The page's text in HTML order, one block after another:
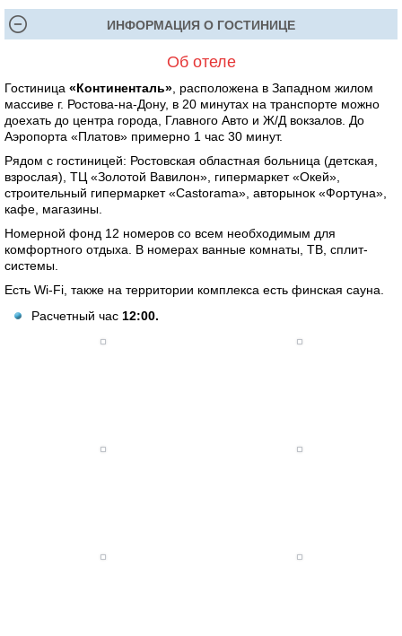
ИНФОРМАЦИЯ О ГОСТИНИЦЕ
Об отеле
Гостиница «Континенталь», расположена в Западном жилом
массиве г. Ростова-на-Дону, в 20 минутах на транспорте можно
доехать до центра города, Главного Авто и Ж/Д вокзалов. До
Аэропорта «Платов» примерно 1 час 30 минут.
Рядом с гостиницей: Ростовская областная больница (детская,
взрослая), ТЦ «Золотой Вавилон», гипермаркет «Окей»,
строительный гипермаркет «Castorama», авторынок «Фортуна»,
кафе, магазины.
Номерной фонд 12 номеров со всем необходимым для
комфортного отдыха. В номерах ванные комнаты, ТВ, сплит-
системы.
Есть Wi-Fi, также на территории комплекса есть финская сауна.
Расчетный час 12:00.